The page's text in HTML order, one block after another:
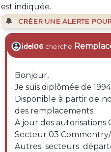
est indiquée.
🔔 CRÉER UNE ALERTE
idel06 cherche
Bonjour,
Je suis diplômée de
Disponible à partir de
des remplacements
A jour des autorisations
Secteur 03
Autres secteurs